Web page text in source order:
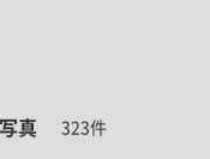
真 323件